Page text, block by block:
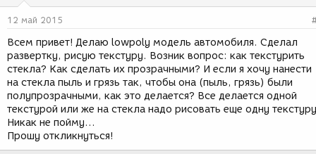
м
ы
д
и
я
12 май 2015
Всем привет! Делаю lowpoly модель автомобиля. Сделал
развертку, рисую текстуру. Возник вопрос: как текстурить
стекла? Как сделать их прозрачными? И если я хочу нанести
на стекла пыль и грязь так, чтобы она (пыль, грязь) были
полупрозрачными, как это делается? Все делается одной
текстурой или же на стекла надо рисовать еще одну
Никак не пойму...
Прошу откликнуться!